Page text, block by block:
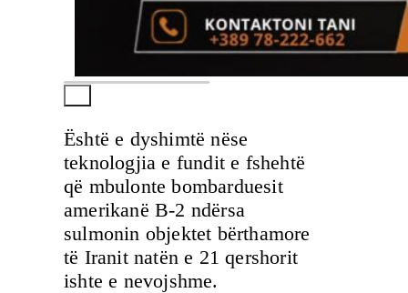
Është e dyshimtë nëse
teknologjia e fundit e fshehtë
që mbulonte bombarduesit
amerikanë B-2 ndërsa
sulmonin objektet bërthamore
të Iranit natën e 21 qershorit
ishte e nevojshme.